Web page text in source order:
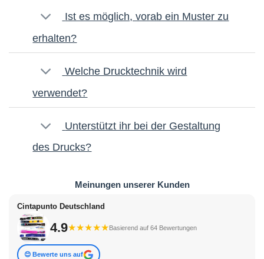
Ist es möglich, vorab ein Muster zu
erhalten?
Welche Drucktechnik wird
verwendet?
Unterstützt ihr bei der Gestaltung
des Drucks?
Meinungen unserer Kunden
Cintapunto Deutschland
4.9★★★★★Basierend auf 64 Bewertungen
😊 Bewerte uns auf